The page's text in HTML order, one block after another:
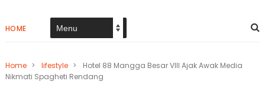
HOME
Home > lifestyle >
Hotel 88 Mangga Besar VIII Ajak Awak Media
Nikmati Spagheti Rendang